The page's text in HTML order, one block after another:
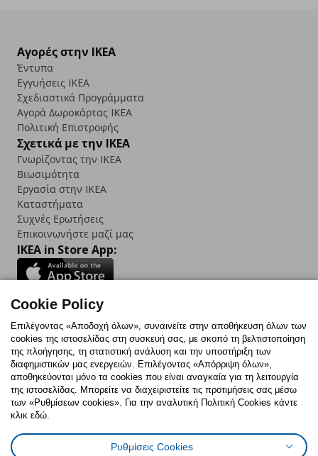
Αγορές στην IKEA
Έντυπα
Εγγυήσεις IKEA
Σχεδιαστικά Προγράμματα
Αγορά Δωρoκάρτας IKEA
Πολιτική Επιστροφής
Σχετικά με την IKEA
Γνωρίζοντας την IKEA
Βιωσιμότητα
Εργασία στην IKEA
Καταστήματα
Συχνές Ερωτήσεις
Επικοινωνήστε μαζί μας
IKEA in Store App:
Follow us:
FacebookInstagram
TikTokYoutubePinterestTwitter
Πολιτική CookiesΔήλωση ψηφιακής προσβασιμότητας
Ρυθμίσεις cookiesΌροι Χρήσης
Cookie Policy
Επιλέγοντας «Αποδοχή όλων», συναινείτε στην αποθήκευση όλων των
cookies της ιστοσελίδας στη συσκευή σας, με σκοπό τη βελτιστοποίηση
της πλοήγησης, τη στατιστική ανάλυση και την υποστήριξη των
διαφημιστικών μας ενεργειών. Επιλέγοντας «Απόρριψη όλων»,
αποθηκεύονται μόνο τα cookies που είναι αναγκαία για τη λειτουργία
της ιστοσελίδας. Μπορείτε να διαχειριστείτε τις προτιμήσεις σας μέσω
των «Ρυθμίσεων cookies». Για την αναλυτική Πολιτική Cookies κάντε
κλικ εδώ.
Ρυθμίσεις Cookies